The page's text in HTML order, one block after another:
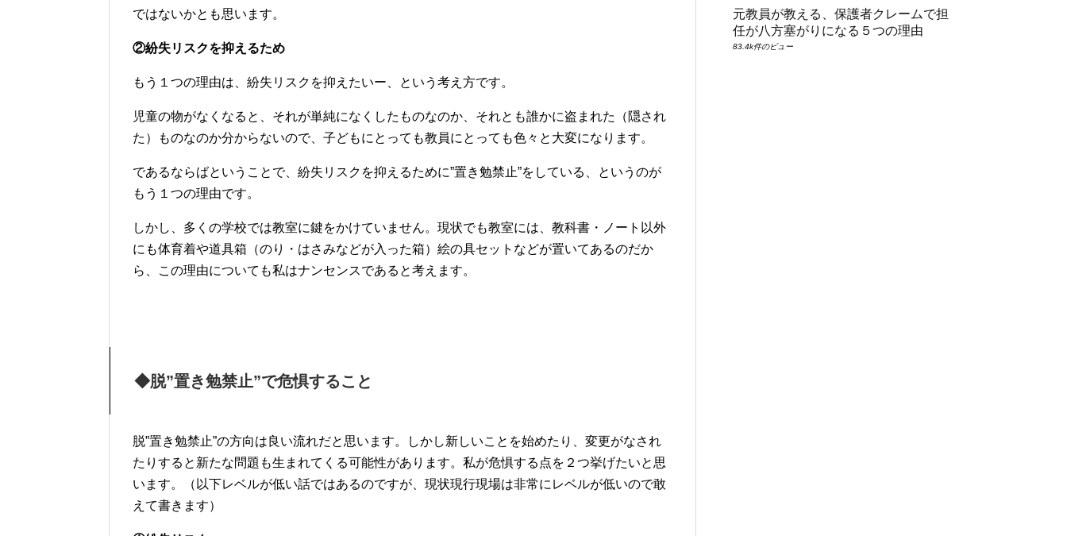
ではないかとも思います。
②紛失リスクを抑えるため
もう１つの理由は、紛失リスクを抑えたいー、という考え方です。
児童の物がなくなると、それが単純になくしたものなのか、それとも誰かに盗まれた（隠され
た）ものなのか分からないので、子どもにとっても教員にとっても色々と大変になります。
であるならばということで、紛失リスクを抑えるために”置き勉禁止”をしている、というのが
もう１つの理由です。
しかし、多くの学校では教室に鍵をかけていません。現状でも教室には、教科書・ノート以外
にも体育着や道具箱（のり・はさみなどが入った箱）絵の具セットなどが置いてあるのだか
ら、この理由についても私はナンセンスであると考えます。
◆脱”置き勉禁止”で危惧すること
脱”置き勉禁止”の方向は良い流れだと思います。しかし新しいことを始めたり、変更がなされ
たりすると新たな問題も生まれてくる可能性があります。私が危惧する点を２つ挙げたいと思
います。（以下レベルが低い話ではあるのですが、現状現行現場は非常にレベルが低いので敢
えて書きます）
元教員が教える、保護者クレームで担
任が八方塞がりになる５つの理由
83.4k件のビュー